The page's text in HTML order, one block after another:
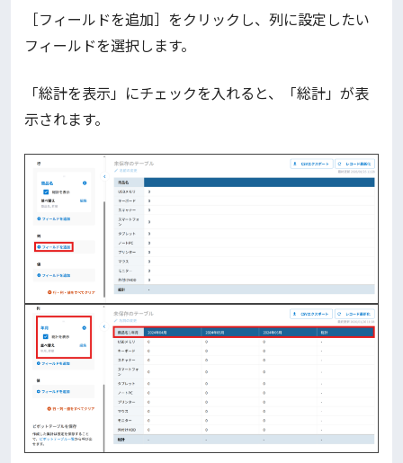
［フィールドを追加］をクリックし、列に設定したい
フィールドを選択します。
「総計を表示」にチェックを入れると、「総計」が表
示されます。